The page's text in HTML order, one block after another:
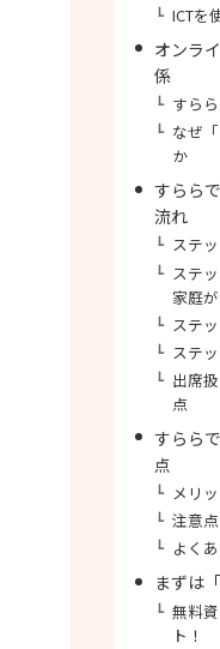
ICTを
オンラ
係
すら
なぜ
か
すらら
流れ
ステ
ステ
家庭
ステ
ステ
出席
点
すらら
点
メリ
注意点
よく
まずは
無料
ト！